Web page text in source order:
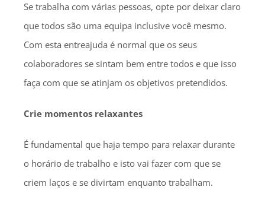
Se trabalha com várias pessoas, opte por deixar claro
que todos são uma equipa inclusive você mesmo.
Com esta entreajuda é normal que os seus
colaboradores se sintam bem entre todos e que isso
faça com que se atinjam os objetivos pretendidos.
Crie momentos relaxantes
É fundamental que haja tempo para relaxar durante
o horário de trabalho e isto vai fazer com que se
criem laços e se divirtam enquanto trabalham.